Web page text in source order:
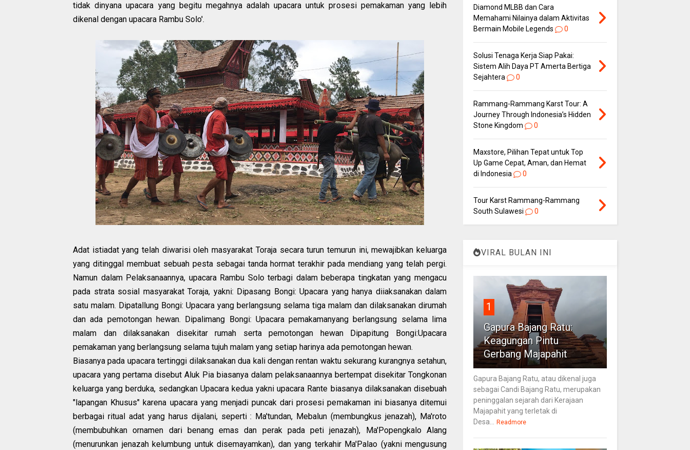
tidak dinyana upacara yang begitu megahnya adalah upacara untuk prosesi pemakaman yang lebih
dikenal dengan upacara Rambu Solo'.
Adat istiadat yang telah diwarisi oleh masyarakat Toraja secara turun temurun ini, mewajibkan keluarga
yang ditinggal membuat sebuah pesta sebagai tanda hormat terakhir pada mendiang yang telah pergi.
Namun dalam Pelaksanaannya, upacara Rambu Solo terbagi dalam beberapa tingkatan yang mengacu
pada strata sosial masyarakat Toraja, yakni: Dipasang Bongi: Upacara yang hanya diiaksanakan dalam
satu malam. Dipatallung Bongi: Upacara yang berlangsung selama tiga malam dan dilaksanakan dirumah
dan ada pemotongan hewan. Dipalimang Bongi: Upacara pemakamanyang berlangsung selama lima
malam dan dilaksanakan disekitar rumah serta pemotongan hewan Dipapitung Bongi:Upacara
pemakaman yang berlangsung selama tujuh malam yang setiap harinya ada pemotongan hewan.
Biasanya pada upacara tertinggi dilaksanakan dua kali dengan rentan waktu sekurang kurangnya setahun,
upacara yang pertama disebut Aluk Pia biasanya dalam pelaksanaannya bertempat disekitar Tongkonan
keluarga yang berduka, sedangkan Upacara kedua yakni upacara Rante biasanya dilaksanakan disebuah
"lapangan Khusus" karena upacara yang menjadi puncak dari prosesi pemakaman ini biasanya ditemui
berbagai ritual adat yang harus dijalani, seperti : Ma'tundan, Mebalun (membungkus jenazah), Ma'roto
(membubuhkan ornamen dari benang emas dan perak pada peti jenazah), Ma'Popengkalo Alang
(menurunkan jenazah kelumbung untuk disemayamkan), dan yang terkahir Ma'Palao (yakni mengusung
Diamond MLBB dan Cara
Memahami Nilainya dalam Aktivitas
Bermain Mobile Legends
0
Solusi Tenaga Kerja Siap Pakai:
Sistem Alih Daya PT Amerta Bertiga
Sejahtera
0
Rammang-Rammang Karst Tour: A
Journey Through Indonesia’s Hidden
Stone Kingdom
0
Maxstore, Pilihan Tepat untuk Top
Up Game Cepat, Aman, dan Hemat
di Indonesia
0
Tour Karst Rammang-Rammang
South Sulawesi
0
VIRAL BULAN INI
1
Gapura Bajang Ratu:
Keagungan Pintu
Gerbang Majapahit
Gapura Bajang Ratu, atau dikenal juga
sebagai Candi Bajang Ratu, merupakan
peninggalan sejarah dari Kerajaan
Majapahit yang terletak di
Desa... Readmore